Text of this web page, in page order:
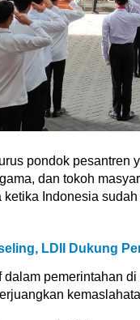
pondok pesantren
dan tokoh
Indonesia
LDII Dukung
pemerintahan